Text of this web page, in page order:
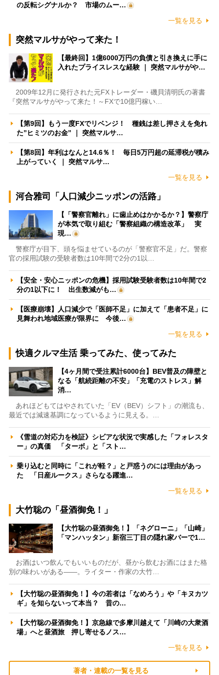
の反転シグナルか？ 市場のムー…
一覧を見る
突然マルサがやって来た！
【最終回】1億6000万円の負債と引き換えに手に
入れたプライスレスな経験 ｜ 突然マルサがや…
2009年12月に発行された元FXトレーダー・磯貝清明氏の著書
『突然マルサがやって来た！～FXで10億円稼い…
【第9回】もう一度FXでリベンジ！ 種銭は差し押さえを免れ
た”ヒミツのお金” ｜ 突然マルサ…
【第8回】年利はなんと14.6％！ 毎日5万円超の延滞税が積み
上がっていく ｜ 突然マルサ…
一覧を見る
河合雅司「人口減少ニッポンの活路」
【「警察官離れ」に歯止めはかかるか？】警察庁
が本気で取り組む「警察組織の構造改革」 実
現…
警察庁が目下、頭を悩ませているのが「警察官不足」だ。警察
官の採用試験の受験者数は10年間で2分の1以…
【安全・安心ニッポンの危機】採用試験受験者数は10年間で2
分の1以下に！ 出生数減がも…
【医療崩壊】人口減少で「医師不足」に加えて「患者不足」に
見舞われ地域医療が限界に 今後…
一覧を見る
快適クルマ生活 乗ってみた、使ってみた
【4ヶ月間で受注累計6000台】BEV普及の障壁と
なる「航続距離の不安」「充電のストレス」解
消…
あれほどもてはやされていた「EV（BEV）シフト」の潮流も、
最近では減速基調になっているように見える。…
《雪道の対応力を検証》シビアな状況で実感した「フォレスタ
ー」の真価 「ターボ」と「スト…
乗り込むと同時に「これが軽？」と戸惑うのには理由があっ
た 「日産ルークス」さらなる躍進…
一覧を見る
大竹聡の「昼酒御免！」
【大竹聡の昼酒御免！】「ネグローニ」「山崎」
「マンハッタン」新宿三丁目の隠れ家バーで1…
お酒はいつ飲んでもいいものだが、昼から飲むお酒にはまた格
別の味わいがある――。ライター・作家の大竹…
【大竹聡の昼酒御免！】今の若者は「なめろう」や「キヌカツ
ギ」を知らないって本当？ 昔の…
【大竹聡の昼酒御免！】京急線で多摩川越えて「川崎の大衆酒
場」へと昼酒旅 押し寄せるノス…
一覧を見る
著者・連載の一覧を見る